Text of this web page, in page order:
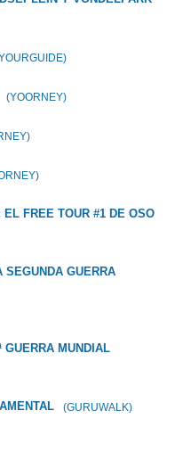
(YOORNEY)
FREE TOUR #1 DE OSO
SEGUNDA GUERRA
GUERRA MUNDIAL
(GURUWALK)